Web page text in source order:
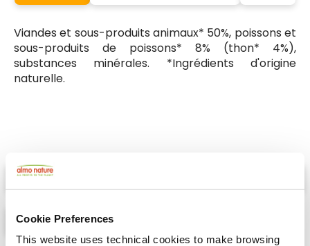
Cookie Preferences
This website uses technical cookies to make browsing
Viandes et sous-produits animaux* 50%, poissons et
sous-produits de poissons* 8% (thon* 4%),
substances minérales. *Ingrédients d'origine
naturelle.
Select a tab